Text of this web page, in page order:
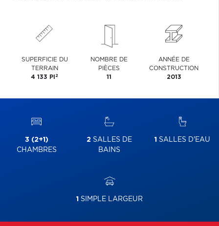
SUPERFICIE DU
TERRAIN
4 133 PI 2
NOMBRE DE
PIÈCES
11
ANNÉE DE
CONSTRUCTION
2013
3 (2+1)
CHAMBRES
2 SALLES DE
BAINS
1 SALLES D'EAU
1 SIMPLE LARGEUR